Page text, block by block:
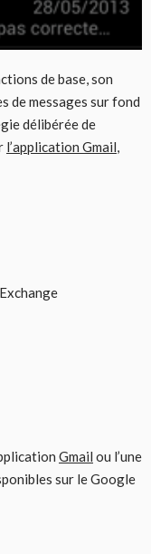
de base, son
de messages sur fond
délibérée de
l’application Gmail,
Gmail ou l’une
sur le Google